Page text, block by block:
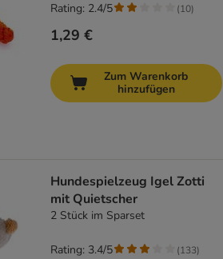
1,29 €
Rating: 2.4/5 (10)
Zum Warenkorb
hinzufügen
Hundespielzeug Igel Zotti
mit Quietscher
2 Stück im Sparset
Rating: 3.4/5 (133)